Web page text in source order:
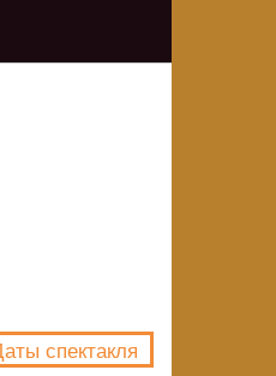
спектакля